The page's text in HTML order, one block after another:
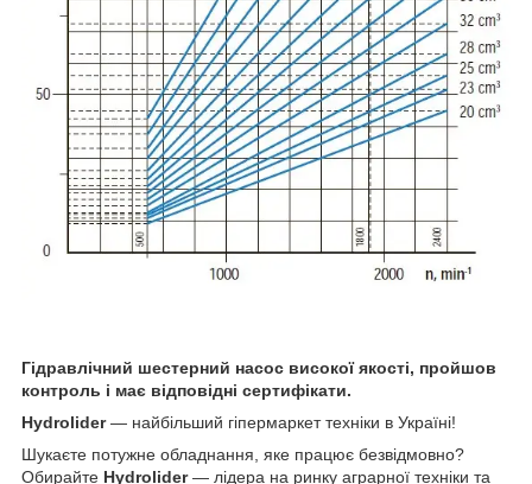
Гідравлічний шестерний насос високої якості, пройшов
контроль і має відповідні сертифікати.
Hydrolider— найбільший гіпермаркет техніки в Україні!
Шукаєте потужне обладнання, яке працює безвідмовно?
Обирайте Hydrolider— лідера на ринку аграрної техніки та